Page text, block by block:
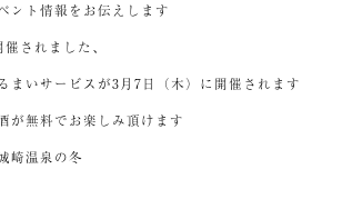
ント情報をお伝えします
されました、
まいサービスが3月7日（木）に開催されます
が無料でお楽しみ頂けます
崎温泉の冬